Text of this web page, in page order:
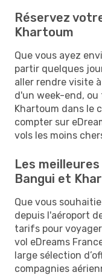
Réservez
Khartoum
Que vous ayez
partir quelques
aller rendre visite
d'un week-end,
Khartoum dans le
compter sur
vols les moins
Les
Bangui et
Que vous
depuis l'aéroport
tarifs pour
vol eDreams
large sélection
compagnies